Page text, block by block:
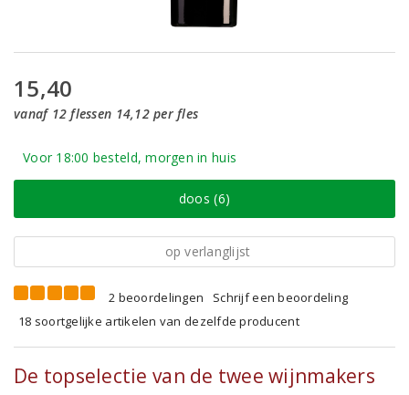
15,40
vanaf 12 flessen 14,12 per fles
Voor 18:00 besteld, morgen in huis
doos (6)
op verlanglijst
2 beoordelingen
Schrijf een beoordeling
18 soortgelijke artikelen van dezelfde producent
De topselectie van de twee wijnmakers